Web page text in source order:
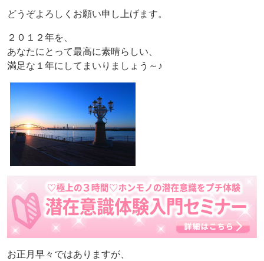
どうぞよろしくお願い申し上げます。
２０１２年を、
あなたにとって最高に素晴らしい、
満足な１年にしてまいりましょう～♪
お正月早々ではありますが、